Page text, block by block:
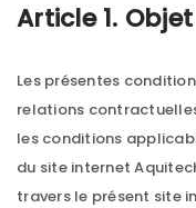
Article 1. Objet
Les présentes
relations
les conditions
du site internet
travers le présent site